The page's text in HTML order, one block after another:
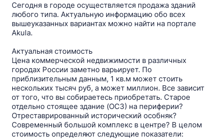
Сегодня в городе осуществляется продажа зданий
любого типа. Актуальную информацию обо всех
вышеуказанных вариантах можно найти на портале
Akula.
Актуальная стоимость
Цена коммерческой недвижимости в различных
городах России заметно варьирует. По
приблизительным данным, 1 кв.м может стоить
нескольких тысяч руб, а может миллион. Все зависит
от того, что вы собираетесь приобретать. Старое
отдельно стоящее здание (ОСЗ) на периферии?
Отреставрированный исторический особняк?
Современный большой комплекс в центре? В целом
стоимость определяют следующие показатели: